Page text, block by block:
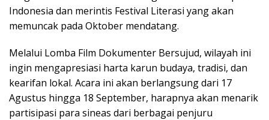
b
o
o
k
er l s
A
p
p
e
Indonesia dan merintis Festival Literasi yang akan
memuncak pada Oktober mendatang.
Melalui Lomba Film Dokumenter Bersujud, wilayah ini
ingin mengapresiasi harta karun budaya, tradisi, dan
kearifan lokal. Acara ini akan berlangsung dari 17
Agustus hingga 18 September, harapnya akan menarik
partisipasi para sineas dari berbagai penjuru